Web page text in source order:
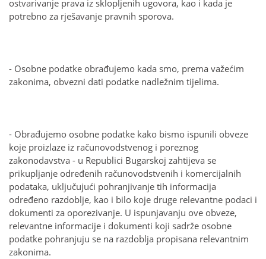
ostvarivanje prava iz sklopljenih ugovora, kao i kada je
potrebno za rješavanje pravnih sporova.
- Osobne podatke obrađujemo kada smo, prema važećim
zakonima, obvezni dati podatke nadležnim tijelima.
- Obrađujemo osobne podatke kako bismo ispunili obveze
koje proizlaze iz računovodstvenog i poreznog
zakonodavstva - u Republici Bugarskoj zahtijeva se
prikupljanje određenih računovodstvenih i komercijalnih
podataka, uključujući pohranjivanje tih informacija
određeno razdoblje, kao i bilo koje druge relevantne podaci i
dokumenti za oporezivanje. U ispunjavanju ove obveze,
relevantne informacije i dokumenti koji sadrže osobne
podatke pohranjuju se na razdoblja propisana relevantnim
zakonima.